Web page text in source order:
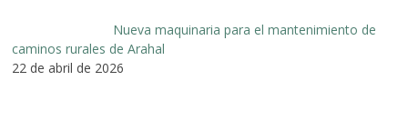
Nueva maquinaria para el mantenimiento de
caminos rurales de Arahal
22 de abril de 2026